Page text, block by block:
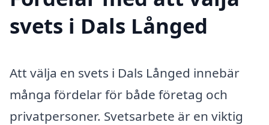
svets i Dals Långed
Att välja en svets i Dals Långed innebär
många fördelar för både företag och
privatpersoner. Svetsarbete är en viktig